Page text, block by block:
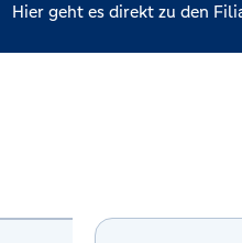
Hier geht es direkt zu den